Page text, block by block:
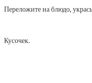
Переложите на блюдо,
Кусочек.